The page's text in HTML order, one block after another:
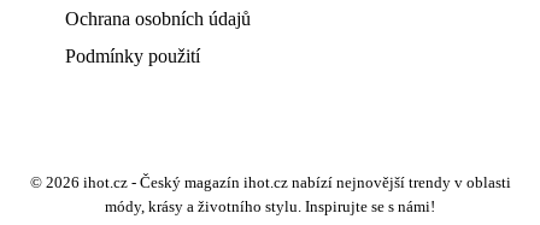
Ochrana osobních údajů
Podmínky použití
© 2026 ihot.cz - Český magazín ihot.cz nabízí nejnovější trendy v oblasti
módy, krásy a životního stylu. Inspirujte se s námi!